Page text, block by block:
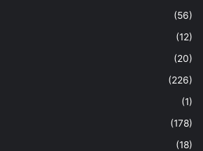
(56)
(12)
(20)
(226)
(1)
(178)
(18)